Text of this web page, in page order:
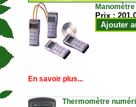
Prix :
Ajouter
En savoir plus...
Thermomètre